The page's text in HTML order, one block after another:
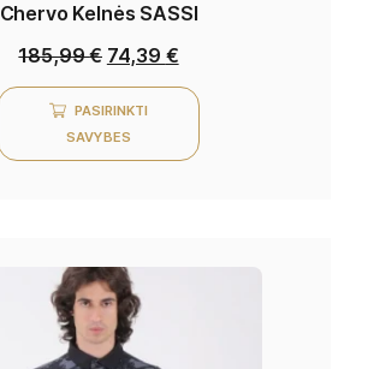
Chervo Kelnės SASSI
185,99€ 74,39 €
PASIRINKTI
SAVYBES